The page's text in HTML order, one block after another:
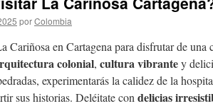
porColombia
Cariñosa en Cartagena para disfrutar de una
colonial, cultura vibrantey
experimentarás la calidez de la
sus historias. Deléitate con delicias